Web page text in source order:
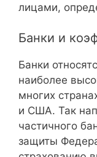
лицами,
Банки и
Банки
наиболее
многих
и США. Так
частичного
защиты